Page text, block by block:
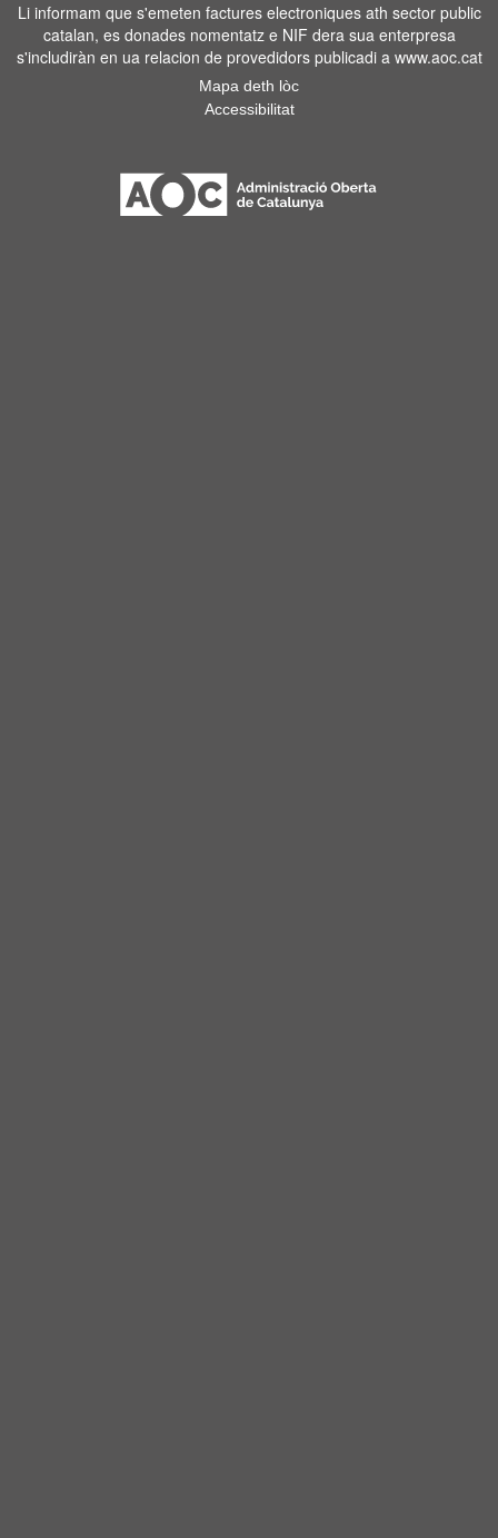
Li informam que s'emeten factures electroniques ath sector public
catalan, es donades nomentatz e NIF dera sua enterpresa
s'includiràn en ua relacion de provedidors publicadi a www.aoc.cat
Mapa deth lòc
Accessibilitat